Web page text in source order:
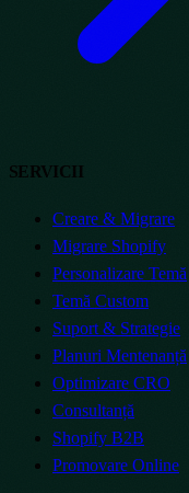
SERVICII
Creare & Migrare
Migrare Shopify
Personalizare Temă
Temă Custom
Suport & Strategie
Planuri Mentenanță
Optimizare CRO
Consultanță
Shopify B2B
Promovare Online